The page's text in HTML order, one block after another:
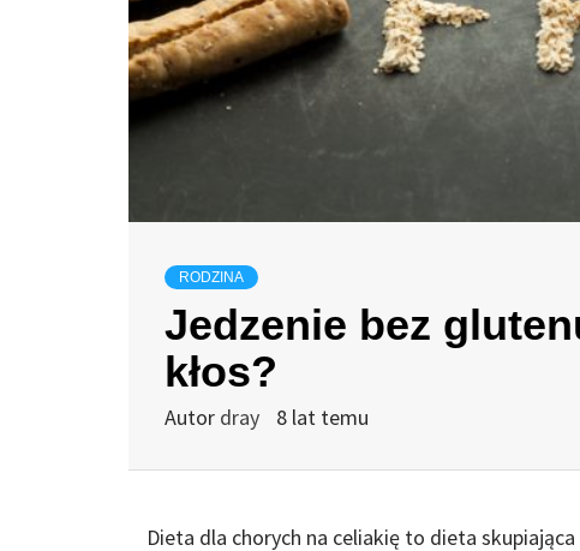
RODZINA
Jedzenie bez
kłos?
Autor dray 8 lat temu
Dieta dla chorych na celiakię to dieta